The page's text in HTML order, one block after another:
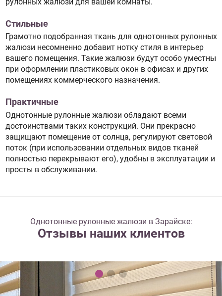
Стильные
Грамотно подобранная ткань для однотонных рулонных
жалюзи несомненно добавит нотку стиля в интерьер
вашего помещения. Такие жалюзи будут особо уместны
при оформлении пластиковых окон в офисах и других
помещениях коммерческого назначения.
Практичные
Однотонные рулонные жалюзи обладают всеми
достоинствами таких конструкций. Они прекрасно
защищают помещение от солнца, регулируют световой
поток (при использовании отдельных видов тканей
полностью перекрывают его), удобны в эксплуатации и
просты в обслуживании.
Однотонные рулонные жалюзи в Зарайске:
Отзывы наших клиентов